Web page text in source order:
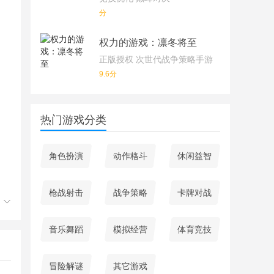
分
权力的游戏：凛冬将至
正版授权 次世代战争策略手游
9.6分
热门游戏分类
角色扮演 动作格斗 休闲益智
枪战射击 战争策略 卡牌对战
音乐舞蹈 模拟经营 体育竞技
冒险解谜 其它游戏